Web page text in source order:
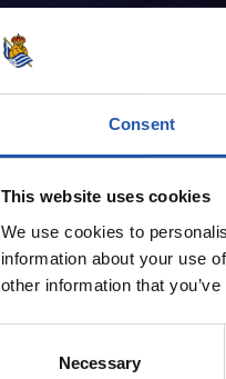
Consent
This website uses cookies
We use cookies to
information about your use
other information that
Necessary